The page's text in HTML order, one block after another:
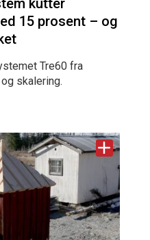
kutter
15 prosent – og
Tre60 fra
skalering.